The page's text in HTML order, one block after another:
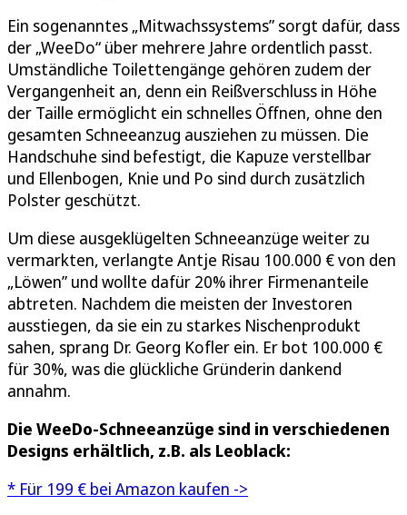
Ein sogenanntes „Mitwachssystems” sorgt dafür, dass
der „WeeDo“ über mehrere Jahre ordentlich passt.
Umständliche Toilettengänge gehören zudem der
Vergangenheit an, denn ein Reißverschluss in Höhe
der Taille ermöglicht ein schnelles Öffnen, ohne den
gesamten Schneeanzug ausziehen zu müssen. Die
Handschuhe sind befestigt, die Kapuze verstellbar
und Ellenbogen, Knie und Po sind durch zusätzlich
Polster geschützt.
Um diese ausgeklügelten Schneeanzüge weiter zu
vermarkten, verlangte Antje Risau 100.000 € von den
„Löwen” und wollte dafür 20% ihrer Firmenanteile
abtreten. Nachdem die meisten der Investoren
ausstiegen, da sie ein zu starkes Nischenprodukt
sahen, sprang Dr. Georg Kofler ein. Er bot 100.000 €
für 30%, was die glückliche Gründerin dankend
annahm.
Die WeeDo-Schneeanzüge sind in verschiedenen
Designs erhältlich, z.B. als Leoblack:
* Für 199 € bei Amazon kaufen ->